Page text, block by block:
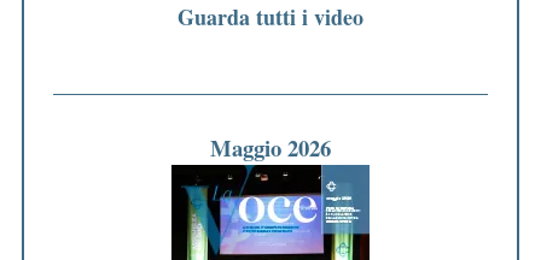
Guarda tutti i video
Maggio 2026